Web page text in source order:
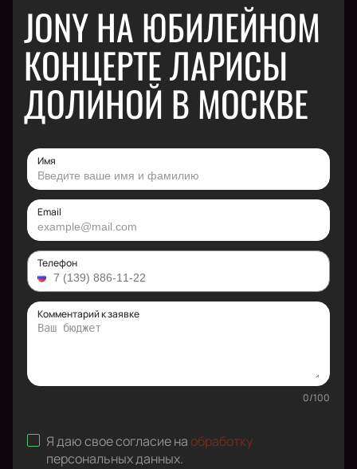
JONY НА ЮБИЛЕЙНОМ
КОНЦЕРТЕ ЛАРИСЫ
ДОЛИНОЙ В МОСКВЕ
Имя
Email
Телефон
Комментарий к заявке
0/100
Я даю свое согласие на обработку
персональных данных.